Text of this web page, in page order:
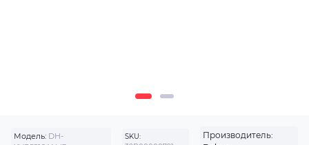
Модель: DH-
SKU:
Производитель: